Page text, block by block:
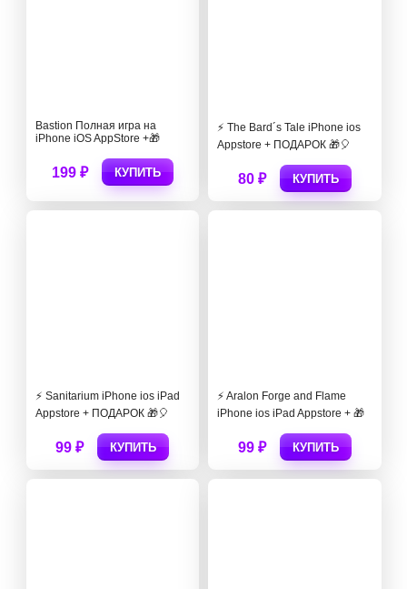
Bastion Полная игра на
iPhone iOS AppStore +🎁
199 ₽ КУПИТЬ
⚡️ The Bard´s Tale iPhone ios
Appstore + ПОДАРОК 🎁🎈
80 ₽ КУПИТЬ
⚡️ Sanitarium iPhone ios iPad
Appstore + ПОДАРОК 🎁🎈
99 ₽ КУПИТЬ
⚡️ Aralon Forge and Flame
iPhone ios iPad Appstore + 🎁
99 ₽ КУПИТЬ